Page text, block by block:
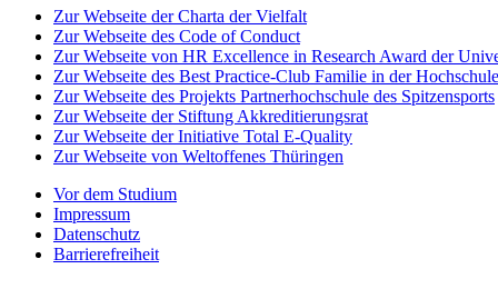
Zur Webseite der Charta der Vielfalt
Zur Webseite des Code of Conduct
Zur Webseite von HR Excellence in Research Award der
Zur Webseite des Best Practice-Club Familie in der Hochschule
Zur Webseite des Projekts Partnerhochschule des Spitzensports
Zur Webseite der Stiftung Akkreditierungsrat
Zur Webseite der Initiative Total E-Quality
Zur Webseite von Weltoffenes Thüringen
Vor dem Studium
Impressum
Datenschutz
Barrierefreiheit